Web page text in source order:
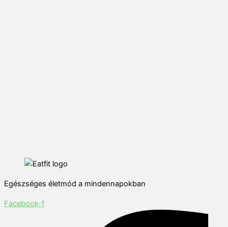
Egészséges életmód a mindennapokban
Facebook-f